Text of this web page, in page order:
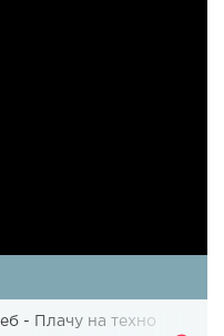
- Плачу на техно